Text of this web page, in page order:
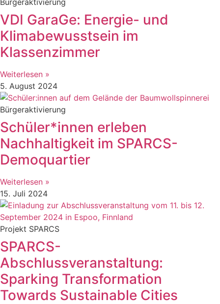
VDI GaraGe: Energie- und
Klimabewusstsein im
Klassenzimmer
Weiterlesen »
5. August 2024
Bürgeraktivierung
Schüler*innen erleben
Nachhaltigkeit im SPARCS-
Demoquartier
Weiterlesen »
15. Juli 2024
Projekt SPARCS
SPARCS-
Abschlussveranstaltung:
Sparking Transformation
Towards Sustainable Cities